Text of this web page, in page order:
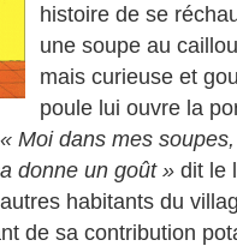
histoire de se
une soupe au
mais curieuse et
poule lui ouvre la
« Moi dans mes
donne un goût » dit le
habitants du
de sa contribution